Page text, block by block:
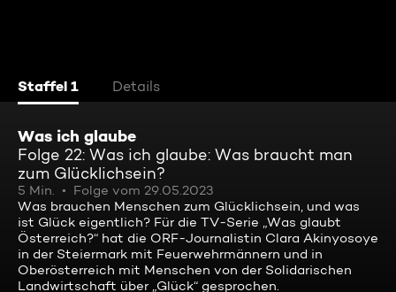
Staffel 1 Details
Was ich glaube
Folge 22: Was ich glaube: Was braucht man
zum Glücklichsein?
5 Min.
Folge vom 29.05.2023
Was brauchen Menschen zum Glücklichsein, und was
ist Glück eigentlich? Für die TV-Serie „Was glaubt
Österreich?“ hat die ORF-Journalistin Clara Akinyosoye
in der Steiermark mit Feuerwehrmännern und in
Oberösterreich mit Menschen von der Solidarischen
Landwirtschaft über „Glück“ gesprochen.